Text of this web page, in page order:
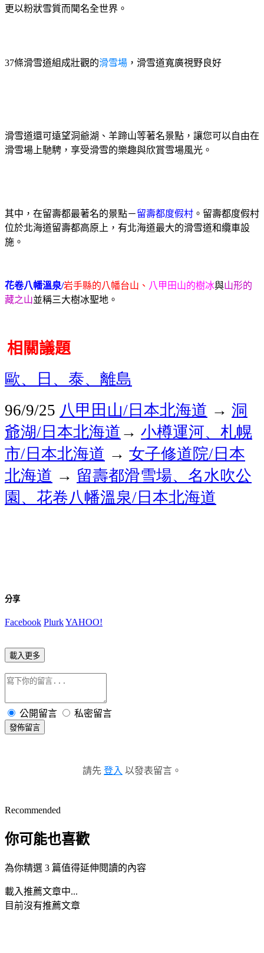
更以粉狀雪質而聞名全世界。
37條滑雪道組成壯觀的滑雪場 ，滑雪道寬廣視野良好
滑雪道還可遠望洞爺湖、羊蹄山等著名景點，讓您可以自由在
滑雪場上馳騁，享受滑雪的樂趣與欣賞雪場風光。
其中，在留壽都最著名的景點－留壽都度假村 。留壽都度假村
位於北海道留壽都高原上，有北海道最大的滑雪道和纜車設
施。
花卷八幡溫泉/岩手縣的八幡台山、 八甲田山的樹冰與山形的
藏之山並稱三大樹冰聖地。
相關議題
歐、日、泰、離島
96/9/25 八甲田山/日本北海道 → 洞
爺湖/日本北海道→ 小樽運河、札幌
市/日本北海道 → 女子修道院/日本
北海道 → 留壽都滑雪場、名水吹公
園、花卷八幡溫泉/日本北海道
分享
Facebook PlurkYAHOO!
載入更多
公開留言 私密留言
發佈留言
請先 登入 以發表留言。
Recommended
你可能也喜歡
為你精選 3 篇值得延伸閱讀的內容
載入推薦文章中...
目前沒有推薦文章